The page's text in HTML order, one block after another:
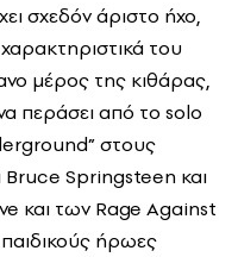
σχεδόν άριστο ήχο,
του
μέρος της κιθάρας,
περάσει από το solo
” στους
Bruce Springsteen και
και των Rage Against
ήρωες